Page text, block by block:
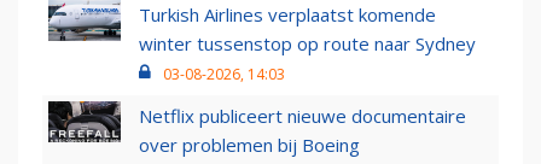
Turkish Airlines verplaatst komende
winter tussenstop op route naar Sydney
03-08-2026, 14:03
Netflix publiceert nieuwe documentaire
over problemen bij Boeing